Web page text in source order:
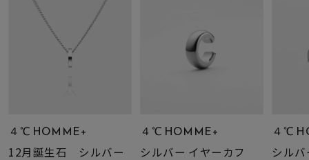
４℃ HOMME+
12月誕生石 シルバー
４℃ HOMME+
シルバー イヤーカフ
４℃
シル